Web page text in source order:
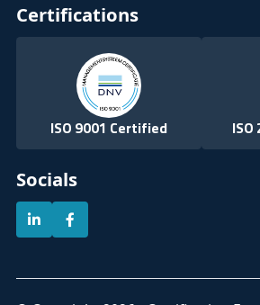
Certifications
ISO 9001 Certified
Socials